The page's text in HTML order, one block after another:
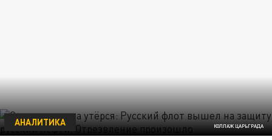
КОЛЛАЖ ЦАРЬГРАДА
АНАЛИТИКА